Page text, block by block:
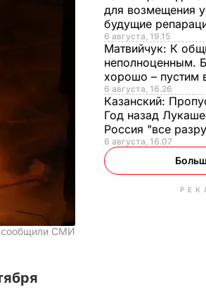
сообщили СМИ
для возмещения
будущие
6 августа, 19.15
Матвийчук: К
неполноценным.
хорошо – пустим
6 августа, 16.26
Казанский:
Год назад
Россия "все
6 августа, 16.07